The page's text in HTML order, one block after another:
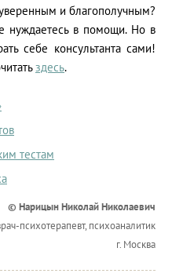
и благополучным?
нуждаетесь в помощи. Но в
себе консультанта сами!
здесь.
тестам
© Нарицын Николай Николаевич
психотерапевт, психоаналитик
г. Москва